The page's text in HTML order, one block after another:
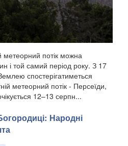
потік можна
і той самий період року. З 17
спостерігатиметься
метеорний потік - Персеїди,
12–13 серпн...
Народні